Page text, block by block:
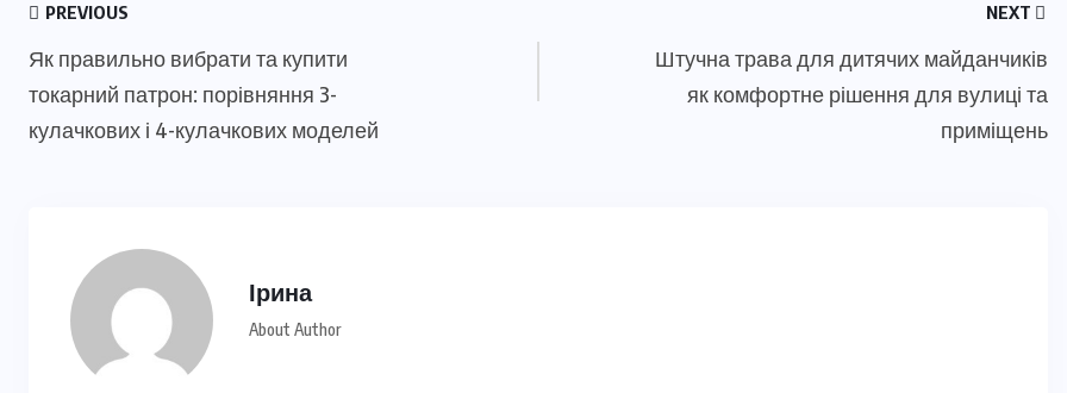
PREVIOUS
Як правильно вибрати та купити
токарний патрон: порівняння 3-
кулачкових і 4-кулачкових моделей
NEXT
Штучна трава для дитячих майданчиків
як комфортне рішення для вулиці та
приміщень
Ірина
About Author